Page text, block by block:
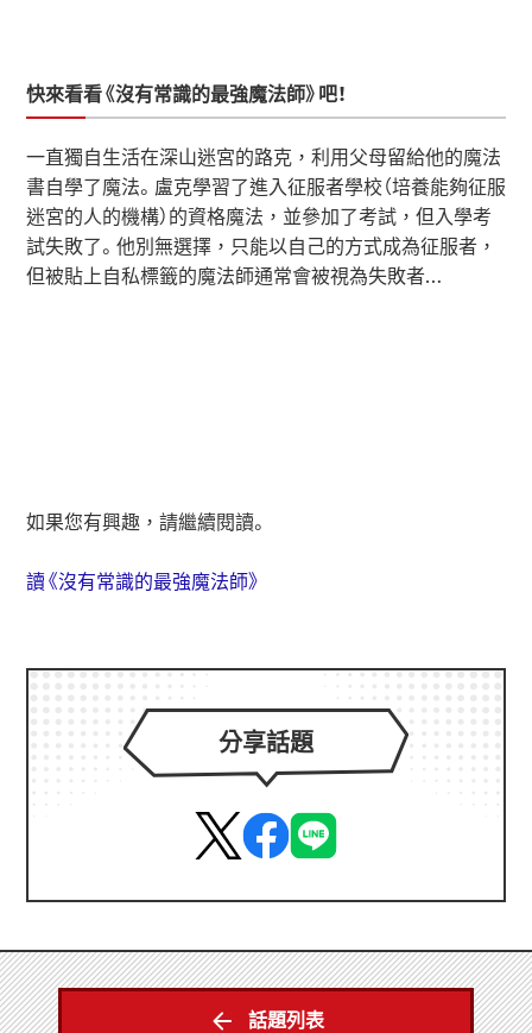
快來看看《沒有常識的最強魔法師》吧！
一直獨自生活在深山迷宮的路克，利用父母留給他的魔法
書自學了魔法。盧克學習了進入征服者學校（培養能夠征服
迷宮的人的機構）的資格魔法，並參加了考試，但入學考
試失敗了。他別無選擇，只能以自己的方式成為征服者，
但被貼上自私標籤的魔法師通常會被視為失敗者…
如果您有興趣，請繼續閱讀。
讀《沒有常識的最強魔法師》
分享話題
話題列表